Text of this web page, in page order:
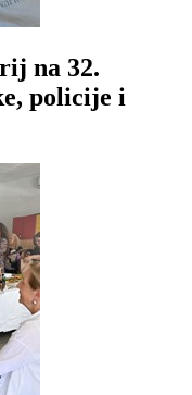
na 32.
policije i